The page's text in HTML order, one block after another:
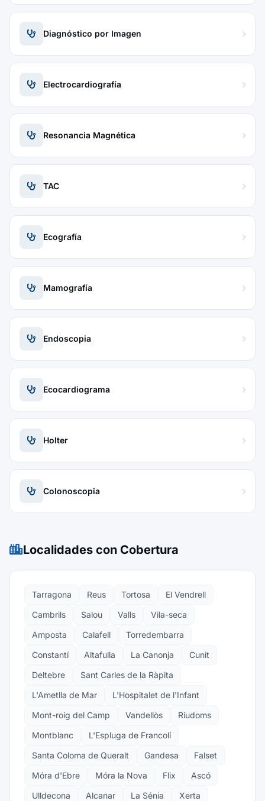
Diagnóstico por Imagen
Electrocardiografía
Resonancia Magnética
TAC
Ecografía
Mamografía
Endoscopia
Ecocardiograma
Holter
Colonoscopia
Localidades con Cobertura
Tarragona Reus Tortosa
El Vendrell
Cambrils
Salou Valls
Vila-seca
Amposta
Calafell
Torredembarra
Constantí
Altafulla La Canonja
Cunit
Deltebre
Sant Carles de la Ràpita
L'Ametlla de Mar
L'Hospitalet de l'Infant
Mont-roig del Camp
Vandellòs
Riudoms
Montblanc
L'Espluga de Francolí
Santa Coloma de Queralt
Gandesa
Falset
Móra d'Ebre
Móra la Nova Flix
Ascó
Ulldecona
Alcanar La Sénia
Xerta